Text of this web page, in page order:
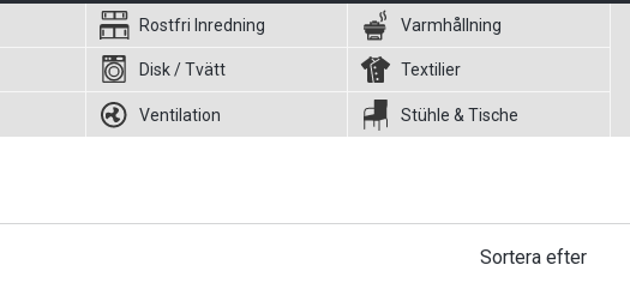
Rostfri Inredning Varmhållning
Disk / Tvätt Textilier
Ventilation Stühle & Tische
Sortera efter